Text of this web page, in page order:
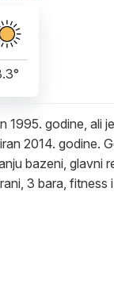
°
1995. godine, ali je
2014. godine.
bazeni, glavni
3 bara, fitness